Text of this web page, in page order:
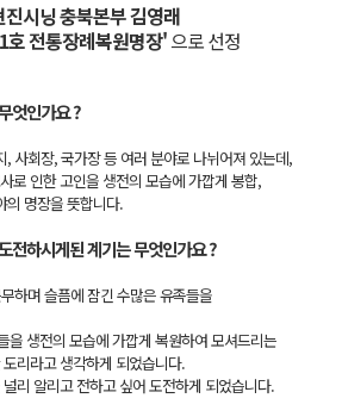
진시닝 충북본부 김영래
호 전통장례복원명장'으로 선정
엇인가요 ?
사회장, 국가장 등 여러 분야로 나뉘어져 있는데,
로 인한 고인을 생전의 모습에 가깝게 봉합,
의 명장을 뜻합니다.
하시게된 계기는 무엇인가요 ?
하며 슬픔에 잠긴 수많은 유족들을
을 생전의 모습에 가깝게 복원하여 모셔드리는
리라고 생각하게 되었습니다.
리 알리고 전하고 싶어 도전하게 되었습니다.